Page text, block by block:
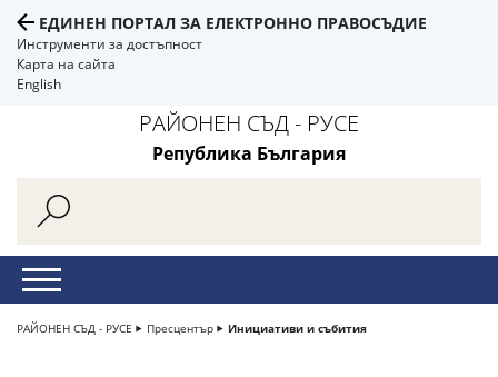
ЕДИНЕН ПОРТАЛ ЗА ЕЛЕКТРОННО ПРАВОСЪДИЕ
Инструменти за достъпност
Карта на сайта
English
РАЙОНЕН СЪД - РУСЕ
Република България
РАЙОНЕН СЪД - РУСЕ Пресцентър Инициативи и събития